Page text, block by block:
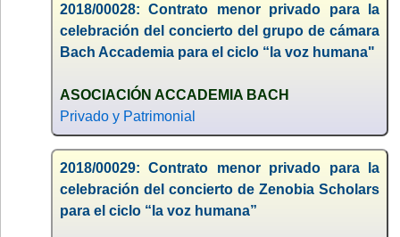
2018/00028: Contrato menor privado para la
celebración del concierto del grupo de cámara
Bach Accademia para el ciclo “la voz humana"
ASOCIACIÓN ACCADEMIA BACH
Privado y Patrimonial
2018/00029: Contrato menor privado para la
celebración del concierto de Zenobia Scholars
para el ciclo “la voz humana”